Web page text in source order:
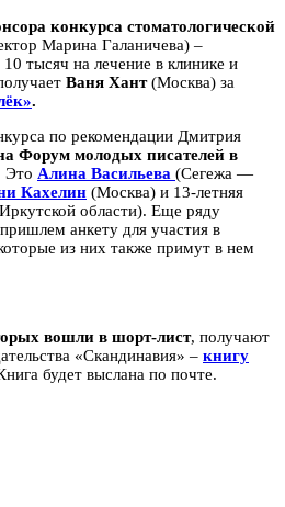
конкурса стоматологической
Марина Галаничева) –
тысяч на лечение в клинике и
Ваня Хант(Москва) за
.
по рекомендации Дмитрия
Форум молодых писателей в
Это Алина Васильева (Сегежа —
Кахелин (Москва) и 13-летняя
области). Еще ряду
анкету для участия в
из них также примут в нем
вошли в шорт-лист, получают
«Скандинавия» – книгу
будет выслана по почте.